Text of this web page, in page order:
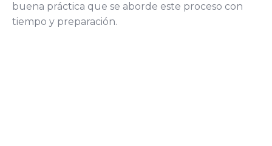
buena práctica que se aborde este proceso con
tiempo y preparación.